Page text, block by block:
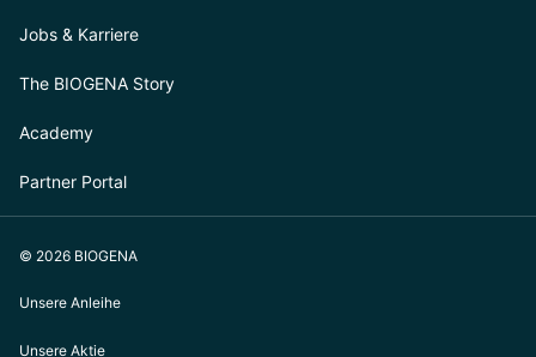
Jobs & Karriere
The BIOGENA Story
Academy
Partner Portal
© 2026 BIOGENA
Unsere Anleihe
Unsere Aktie